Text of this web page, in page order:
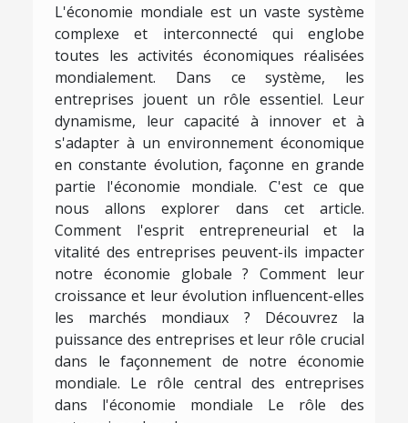
L'économie mondiale est un vaste système
complexe et interconnecté qui englobe
toutes les activités économiques réalisées
mondialement. Dans ce système, les
entreprises jouent un rôle essentiel. Leur
dynamisme, leur capacité à innover et à
s'adapter à un environnement économique
en constante évolution, façonne en grande
partie l'économie mondiale. C'est ce que
nous allons explorer dans cet article.
Comment l'esprit entrepreneurial et la
vitalité des entreprises peuvent-ils impacter
notre économie globale ? Comment leur
croissance et leur évolution influencent-elles
les marchés mondiaux ? Découvrez la
puissance des entreprises et leur rôle crucial
dans le façonnement de notre économie
mondiale. Le rôle central des entreprises
dans l'économie mondiale Le rôle des